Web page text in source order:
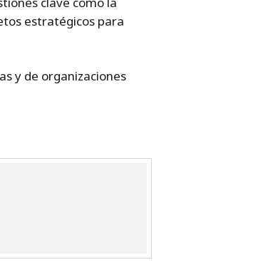
estratégicos para
y de organizaciones